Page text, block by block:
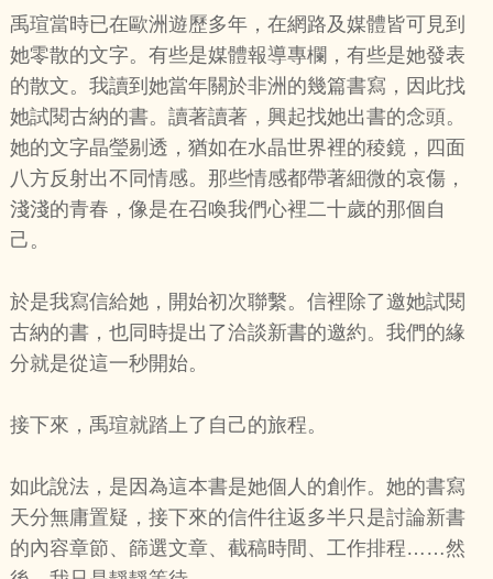
禹瑄當時已在歐洲遊歷多年，在網路及媒體皆可見到
她零散的文字。有些是媒體報導專欄，有些是她發表
的散文。我讀到她當年關於非洲的幾篇書寫，因此找
她試閱古納的書。讀著讀著，興起找她出書的念頭。
她的文字晶瑩剔透，猶如在水晶世界裡的稜鏡，四面
八方反射出不同情感。那些情感都帶著細微的哀傷，
淺淺的青春，像是在召喚我們心裡二十歲的那個自
己。
於是我寫信給她，開始初次聯繫。信裡除了邀她試閱
古納的書，也同時提出了洽談新書的邀約。我們的緣
分就是從這一秒開始。
接下來，禹瑄就踏上了自己的旅程。
如此說法，是因為這本書是她個人的創作。她的書寫
天分無庸置疑，接下來的信件往返多半只是討論新書
的內容章節、篩選文章、截稿時間、工作排程……然